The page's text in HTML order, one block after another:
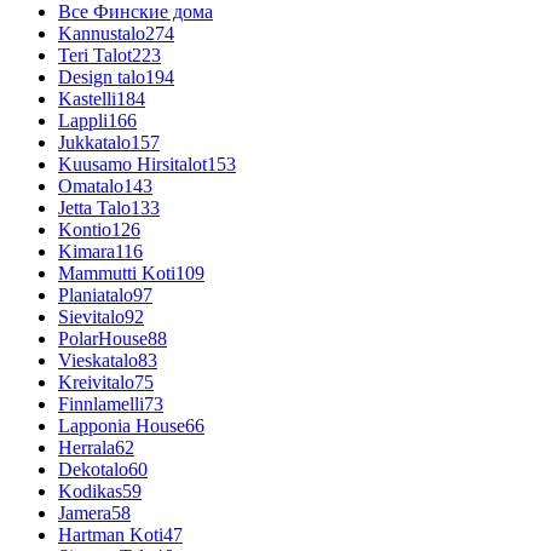
Все Финские дома
Kannustalo274
Teri Talot223
Design talo194
Kastelli184
Lappli166
Jukkatalo157
Kuusamo Hirsitalot153
Omatalo143
Jetta Talo133
Kontio126
Kimara116
Mammutti Koti109
Planiatalo97
Sievitalo92
PolarHouse88
Vieskatalo83
Kreivitalo75
Finnlamelli73
Lapponia House66
Herrala62
Dekotalo60
Kodikas59
Jamera58
Hartman Koti47